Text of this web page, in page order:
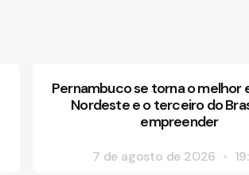
Pernambuco se torna o melhor
Nordeste e o terceiro do
empreender
7 de agosto de 2026